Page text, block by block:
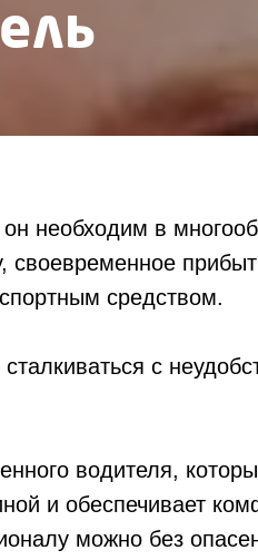
необходим в
своевременное
средством.
с
водителя,
и обеспечивает
можно без